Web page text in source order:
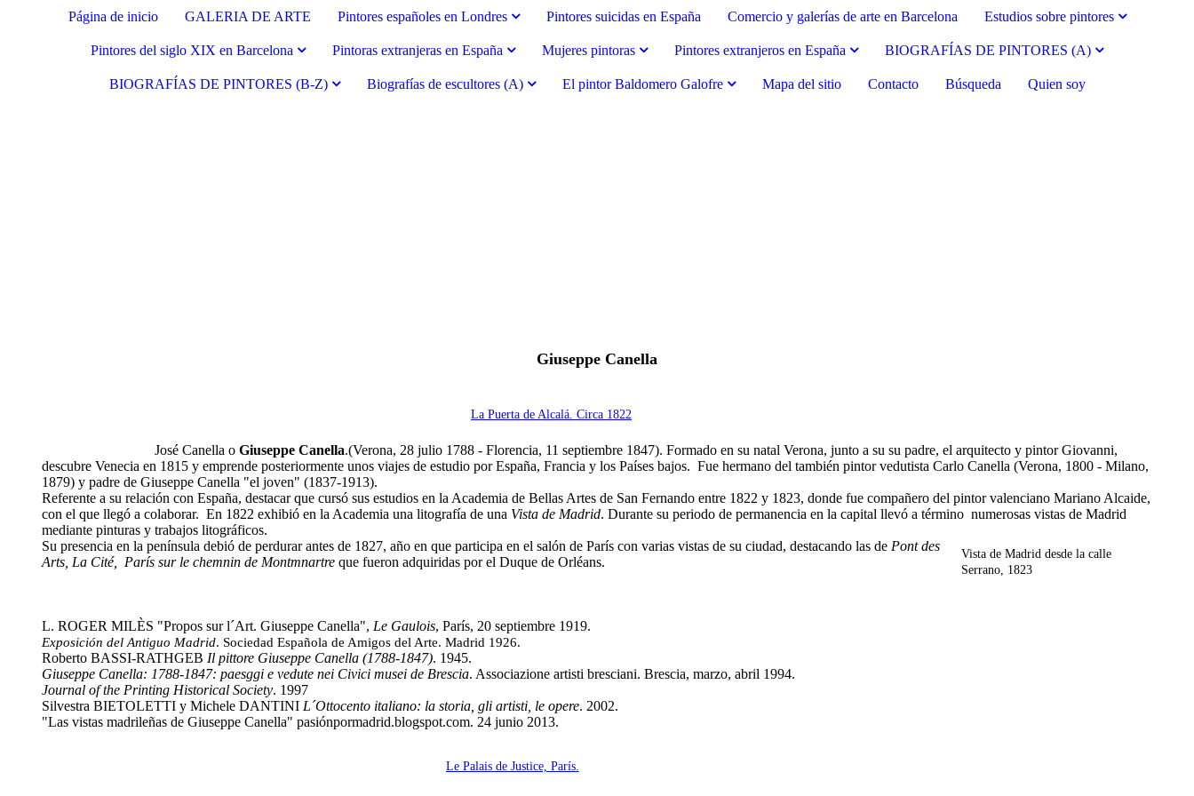
Página de inicio GALERIA DE ARTE Pintores españoles en Londres Pintores suicidas en España Comercio y galerías de arte en Barcelona Estudios sobre pintores
Pintores del siglo XIX en Barcelona Pintoras extranjeras en España Mujeres pintoras Pintores extranjeros en España BIOGRAFÍAS DE PINTORES (A)
BIOGRAFÍAS DE PINTORES (B-Z) Biografías de escultores (A) El pintor Baldomero Galofre Mapa del sitio Contacto Búsqueda Quien soy
Giuseppe Canella
La Puerta de Alcalá. Circa 1822
José Canella o Giuseppe Canella.(Verona, 28 julio 1788 - Florencia, 11 septiembre 1847). Formado en su natal Verona, junto a su su padre, el arquitecto y pintor Giovanni,
descubre Venecia en 1815 y emprende posteriormente unos viajes de estudio por España, Francia y los Países bajos. Fue hermano del también pintor vedutista Carlo Canella (Verona, 1800 - Milano,
1879) y padre de Giuseppe Canella "el joven" (1837-1913).
Referente a su relación con España, destacar que cursó sus estudios en la Academia de Bellas Artes de San Fernando entre 1822 y 1823, donde fue compañero del pintor valenciano Mariano Alcaide,
con el que llegó a colaborar. En 1822 exhibió en la Academia una litografía de una Vista de Madrid. Durante su periodo de permanencia en la capital llevó a término numerosas vistas de Madrid
mediante pinturas y trabajos litográficos.
Vista de Madrid desde la calle
Serrano, 1823
Su presencia en la península debió de perdurar antes de 1827, año en que participa en el salón de París con varias vistas de su ciudad, destacando las de Pont des
Arts, La Cité, París sur le chemnin de Montmnartre que fueron adquiridas por el Duque de Orléans.
L. ROGER MILÈS "Propos sur l´Art. Giuseppe Canella", Le Gaulois, París, 20 septiembre 1919.
Exposición del Antiguo Madrid. Sociedad Española de Amigos del Arte. Madrid 1926.
Roberto BASSI-RATHGEB Il pittore Giuseppe Canella (1788-1847). 1945.
Giuseppe Canella: 1788-1847: paesggi e vedute nei Civici musei de Brescia. Associazione artisti bresciani. Brescia, marzo, abril 1994.
Journal of the Printing Historical Society. 1997
Silvestra BIETOLETTI y Michele DANTINI L´Ottocento italiano: la storia, gli artisti, le opere. 2002.
"Las vistas madrileñas de Giuseppe Canella" pasiónpormadrid.blogspot.com. 24 junio 2013.
Le Palais de Justice, París.